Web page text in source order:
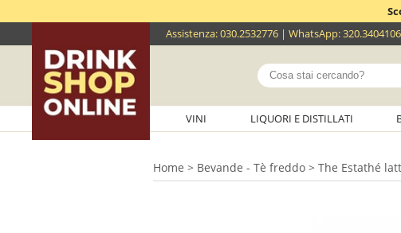
Assistenza:030.2532776 | WhatsApp:320.3404106
VINI LIQUORI E DISTILLATI
Home > Bevande - Tè freddo > The Estathé